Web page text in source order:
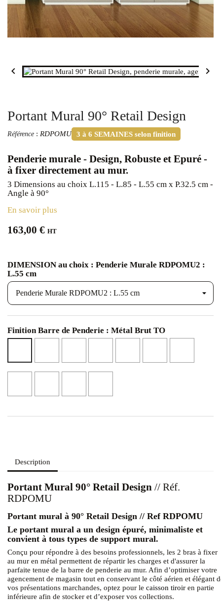
 
Portant Mural 90° Retail Design
Référence : RDPOMU 3 à 6 SEMAINES selon finition
Penderie murale - Design, Robuste et Epuré -
à fixer directement au mur.
3 Dimensions au choix L.115 - L.85 - L.55 cm x P.32.5 cm -
Angle à 90°
En savoir plus
163,00 € HT
DIMENSION au choix : Penderie Murale RDPOMU2 :
L.55 cm
Finition Barre de Penderie : Métal Brut TO
TO
Description
Portant Mural 90° Retail Design // Réf.
RDPOMU
Portant mural à 90° Retail Design // Ref RDPOMU
Le portant mural a un design épuré, minimaliste et
convient à tous types de support mural.
Conçu pour répondre à des besoins professionnels, les 2 bras à fixer
au mur en métal permettent de répartir les charges et d'assurer la
parfaite tenue de la barre de penderie au mur. Afin d’optimiser votre
agencement de magasin tout en conservant le côté aérien et élégant
vos présentations marchandes, optez pour le caisson tiroir en partie
inférieure afin de stocker et d’exposer vos collections.